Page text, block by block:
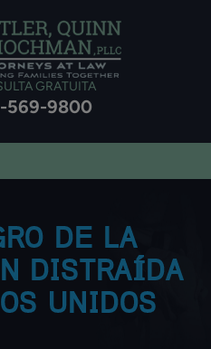
GRATUITA
569-9800
DE LA
DISTRAÍDA
UNIDOS